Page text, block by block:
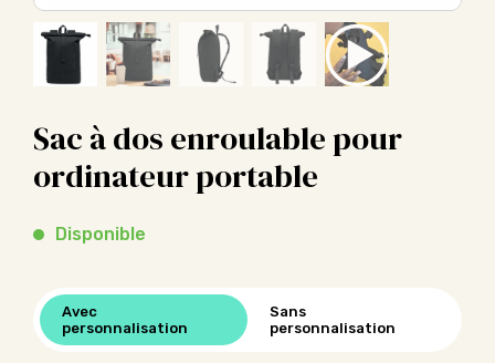
Sac à dos enroulable pour
ordinateur portable
Disponible
Avec
personnalisation
Sans
personnalisation